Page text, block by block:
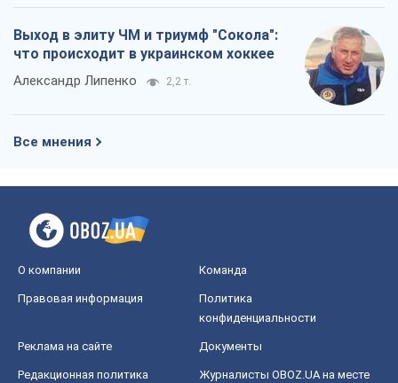
Выход в элиту ЧМ и триумф "Сокола":
что происходит в украинском хоккее
Александр Липенко 2,2 т.
Все мнения
О компании Команда
Правовая информация
Политика
конфиденциальности
Реклама на сайте Документы
Редакционная политика
Журналисты OBOZ.UA на месте